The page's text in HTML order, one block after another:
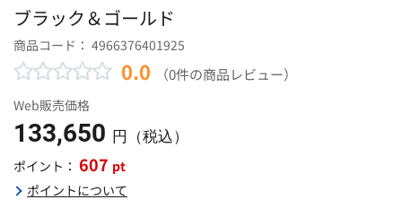
ブラック＆ゴールド
商品コード： 4966376401925
0.0 （0件の商品レビュー）
Web販売価格
133,650 円（税込）
ポイント： 607 pt
ポイントについて